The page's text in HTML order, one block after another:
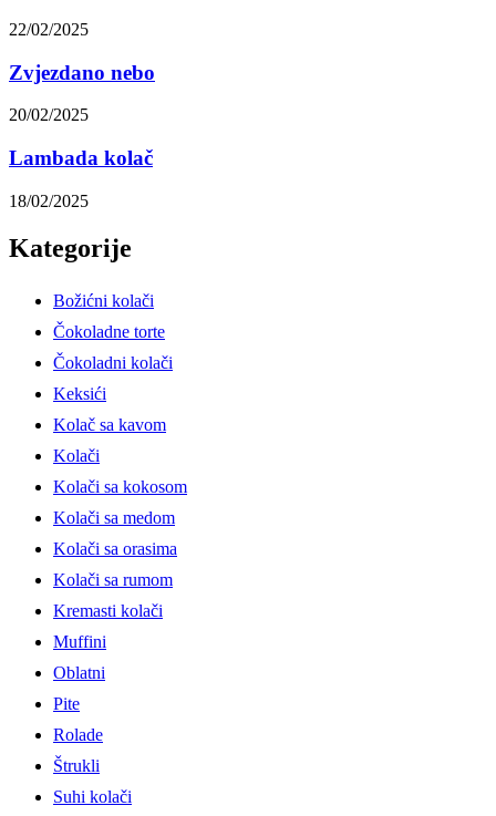
22/02/2025
Zvjezdano nebo
20/02/2025
Lambada kolač
18/02/2025
Kategorije
Božićni kolači
Čokoladne torte
Čokoladni kolači
Keksići
Kolač sa kavom
Kolači
Kolači sa kokosom
Kolači sa medom
Kolači sa orasima
Kolači sa rumom
Kremasti kolači
Muffini
Oblatni
Pite
Rolade
Štrukli
Suhi kolači